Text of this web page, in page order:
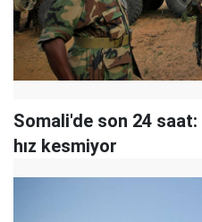
Somali'de son 24 saat:
hız kesmiyor